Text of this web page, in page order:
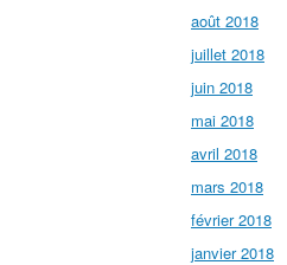
août 2018
juillet 2018
juin 2018
mai 2018
avril 2018
mars 2018
février 2018
janvier 2018